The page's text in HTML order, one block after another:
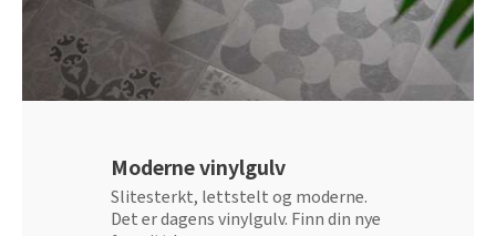
Moderne vinylgulv
Slitesterkt, lettstelt og moderne.
Det er dagens vinylgulv. Finn din nye